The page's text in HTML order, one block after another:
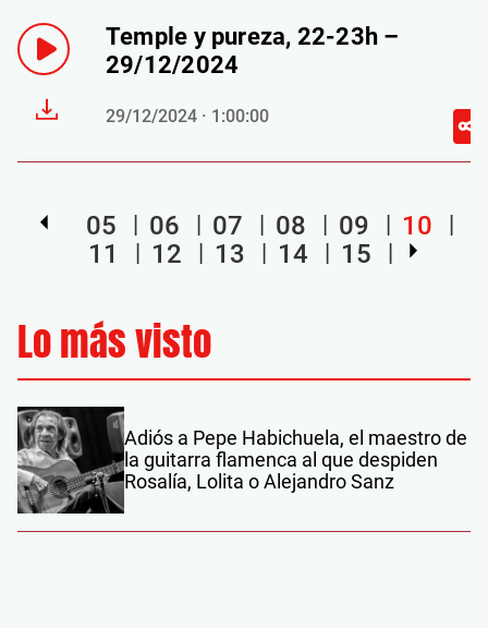
Temple y pureza, 22-23h –
29/12/2024
29/12/2024 · 1:00:00
05 06 07 08 09
10
11
12 13 14 15
Lo más visto
Adiós a Pepe Habichuela, el maestro de
la guitarra flamenca al que despiden
Rosalía, Lolita o Alejandro Sanz